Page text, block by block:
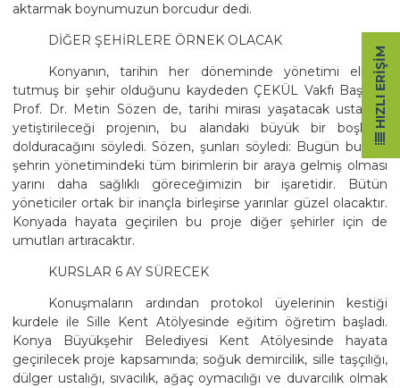
aktarmak boynumuzun borcudur dedi.
DİĞER ŞEHİRLERE ÖRNEK OLACAK
Konyanın, tarihin her döneminde yönetimi elinde
tutmuş bir şehir olduğunu kaydeden ÇEKÜL Vakfı Başkanı
Prof. Dr. Metin Sözen de, tarihi mirası yaşatacak ustaların
yetiştirileceği projenin, bu alandaki büyük bir boşluğu
dolduracağını söyledi. Sözen, şunları söyledi: Bugün burada
şehrin yönetimindeki tüm birimlerin bir araya gelmiş olması
yarını daha sağlıklı göreceğimizin bir işaretidir. Bütün
yöneticiler ortak bir inançla birleşirse yarınlar güzel olacaktır.
Konyada hayata geçirilen bu proje diğer şehirler için de
umutları artıracaktır.
KURSLAR 6 AY SÜRECEK
Konuşmaların ardından protokol üyelerinin kestiği
kurdele ile Sille Kent Atölyesinde eğitim öğretim başladı.
Konya Büyükşehir Belediyesi Kent Atölyesinde hayata
geçirilecek proje kapsamında; soğuk demircilik, sille taşçılığı,
dülger ustalığı, sıvacılık, ağaç oymacılığı ve duvarcılık olmak
HIZLI ERIŞIM